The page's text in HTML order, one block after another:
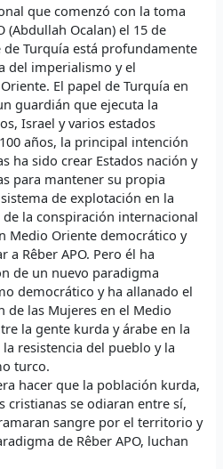
que comenzó con la toma
(Abdullah Ocalan) el 15 de
Turquía está profundamente
del imperialismo y el
El papel de Turquía en
guardián que ejecuta la
Israel y varios estados
años, la principal intención
ha sido crear Estados nación y
para mantener su propia
de explotación en la
la conspiración internacional
Medio Oriente democrático y
Rêber APO. Pero él ha
de un nuevo paradigma
democrático y ha allanado el
de las Mujeres en el Medio
la gente kurda y árabe en la
resistencia del pueblo y la
turco.
hacer que la población kurda,
cristianas se odiaran entre sí,
sangre por el territorio y
de Rêber APO, luchan